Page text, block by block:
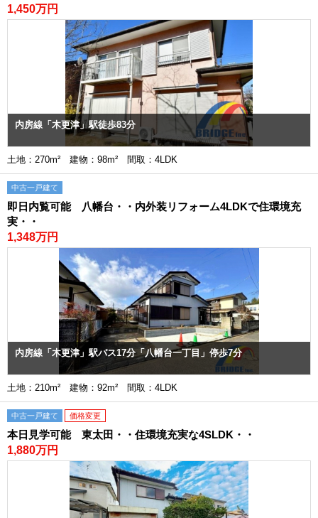
1,450万円
内房線「木更津」駅徒歩83分
土地：270m² 建物：98m² 間取：4LDK
中古一戸建て
即日内覧可能 八幡台・・内外装リフォーム4LDKで住環境充
実・・
1,348万円
内房線「木更津」駅バス17分「八幡台一丁目」停歩7分
土地：210m² 建物：92m² 間取：4LDK
中古一戸建て 価格変更
本日見学可能 東太田・・住環境充実な4SLDK・・
1,880万円